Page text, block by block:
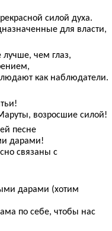
силой духа.
для власти,
чем глаз,
как наблюдатели.
возросшие силой!
песне
дарами!
связаны с
дарами (хотим
по себе, чтобы нас